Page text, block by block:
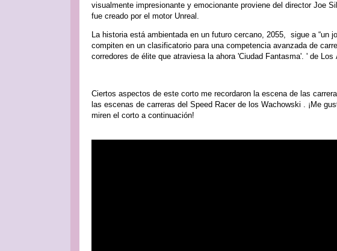
visualmente impresionante y emocionante proviene del director Joe
fue creado por el motor Unreal.
La historia está ambientada en un futuro cercano, 2055, sigue a “un
compiten en un clasificatorio para una competencia avanzada de
corredores de élite que atraviesa la ahora 'Ciudad Fantasma'. ' de Los
Ciertos aspectos de este corto me recordaron la escena de las
las escenas de carreras del Speed ​​Racer de los Wachowski . ¡Me
miren el corto a continuación!